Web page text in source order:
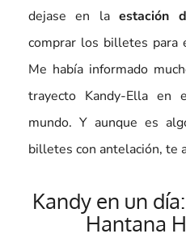
dejase en laestación
comprar los billetes para
Me había informado
trayecto Kandy-Ella
mundo. Y aunque es
billetes con antelación, te
Kandy en un
Hantana